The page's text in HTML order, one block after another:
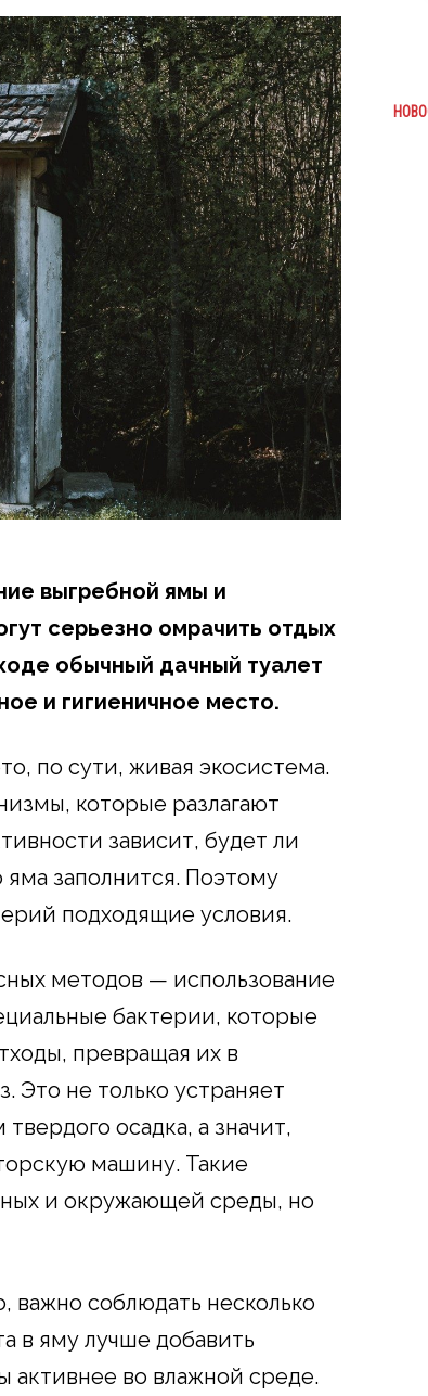
выгребной ямы и
серьезно омрачить отдых
обычный дачный туалет
и гигиеничное место.
по сути, живая экосистема.
которые разлагают
зависит, будет ли
заполнится. Поэтому
подходящие условия.
методов — использование
бактерии, которые
превращая их в
Это не только устраняет
осадка, а значит,
машину. Такие
и окружающей среды, но
соблюдать несколько
в яму лучше добавить
активнее во влажной среде.